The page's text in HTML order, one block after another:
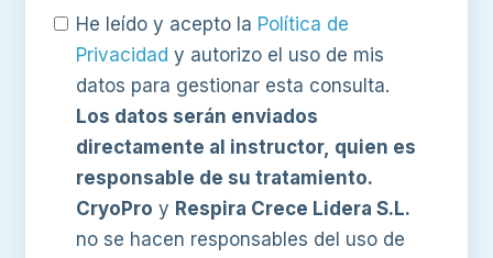
He leído y acepto la Política de
Privacidad y autorizo el uso de mis
datos para gestionar esta consulta.
Los datos serán enviados
directamente al instructor, quien es
responsable de su tratamiento.
CryoPro y Respira Crece Lidera S.L.
no se hacen responsables del uso de